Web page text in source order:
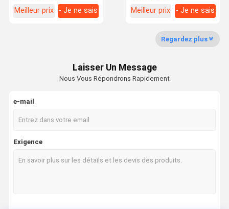
Contrôle De
Nouvelles
Pièces de suspension pneumatique Mercedes Benz
Pièces de suspension d'air de BMW
Choc de la suspension aérienne
Meilleur prix
- Je ne sais
Meilleur prix
- Je ne sais
Regardez plus
Laisser Un Message
Nous Vous Répondrons Rapidement
e-mail
Exigence